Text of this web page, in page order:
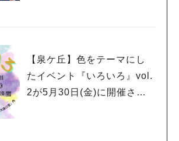
【泉ケ丘】色をテーマにし
たイベント『いろいろ』vol.
2が5月30日(金)に開催され